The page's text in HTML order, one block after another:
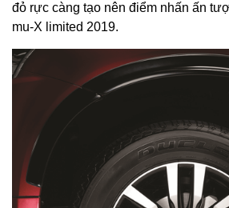
đỏ rực càng tạo nên điểm nhấn ấn
mu-X limited 2019.